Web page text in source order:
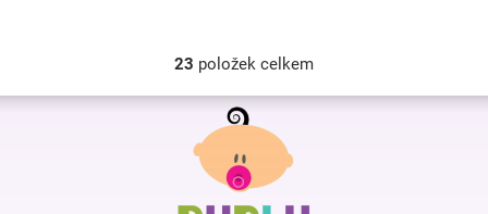
O
v
l
d
a
c
23 položek celkem
Z